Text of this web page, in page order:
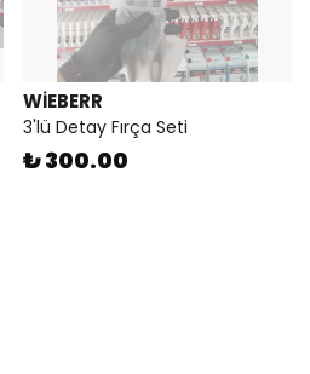
WİEBERR
3'lü Detay Fırça Seti
₺ 300.00